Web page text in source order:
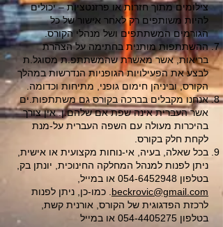
צילומים מתוך חזרות או פרזנטציות – יכולים
להיות משותפים רק לאחר אישור של כל
הגורמים המשתתפים ושל מנהלי הקורס.
ההשתתפות מותנית בחתימה על הצהרת
בריאות, אשר מאשרת שהמשתתפ.ת מסוגל.ת
לבצע את הפעילויות הגופניות הנדרשות במהלך
הקורס, וביניהן חימום גופני, מתיחות וכדומה.
אנחנו מקבלים בברכה בקורס גם משתתפות.ים
אשר העברית אינה שפת אם שלהם.ן. אין צורך
בהיכרות מעולה עם השפה העברית על-מנת
לקחת חלק בקורס.
בכל שאלה, בעיה, אי-נוחות מקצועית או אישית,
ניתן לפנות למנהל המחלקה החינוכית, יונתן בק,
בטלפון 054-6452948 או במייל,
beckrovic@gmail.com ​. כמו-כן, ניתן לפנות
לרכזת הפדגוגית של הקורס, אורנית קשת,
בטלפון 054-4405275 או במייל